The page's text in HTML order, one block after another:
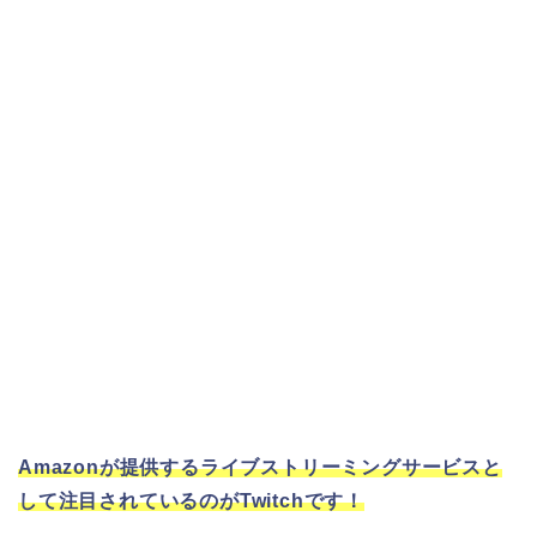
Amazonが提供するライブストリーミングサービスと
して注目されているのがTwitchです！